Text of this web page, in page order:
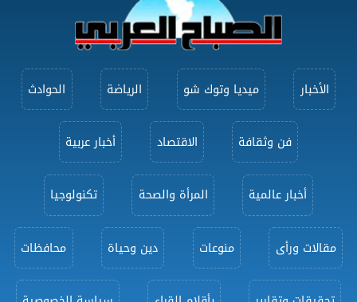
الأخبار ميديا وتوك شو الرياضة الحوادث
فن وثقافة الاقتصاد أخبار عربية
أخبار عالمية المرأة والصحة تكنولوجيا
مقالات ورأى منوعات دين وحياة محافظات